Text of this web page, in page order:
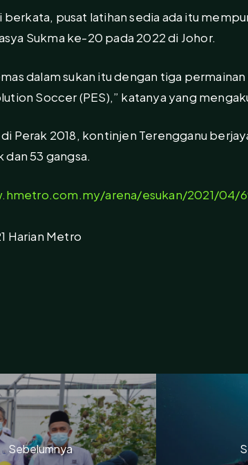
berkata, pusat latihan sedia ada itu
Sukma ke-20 pada 2022 di Johor.
dalam sukan itu dengan tiga
Soccer (PES),” katanya yang
Perak 2018, kontinjen Terengganu
dan 53 gangsa.
arena/esukan/2021/04/
Harian Metro
Sebelumnya